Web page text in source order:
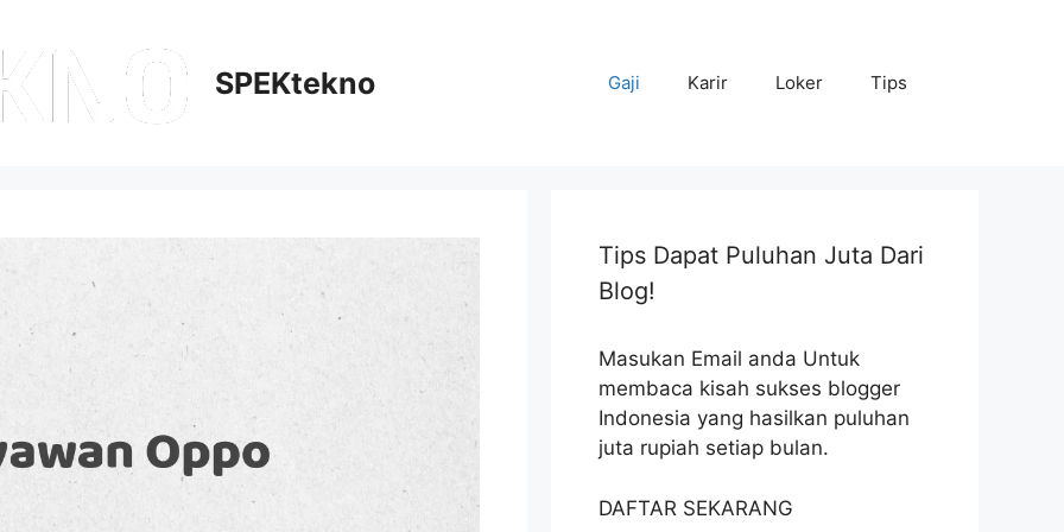
SPEKtekno Gaji Karir Loker Tips
Tips Dapat Puluhan Juta Dari
Blog!
Masukan Email anda Untuk
membaca kisah sukses blogger
Indonesia yang hasilkan puluhan
juta rupiah setiap bulan.
DAFTAR SEKARANG